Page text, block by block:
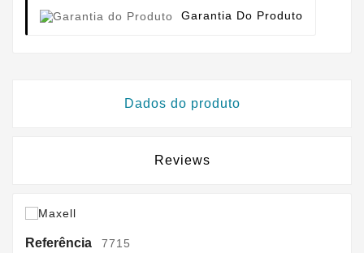
Garantia Do Produto
Dados do produto
Reviews
Referência 7715